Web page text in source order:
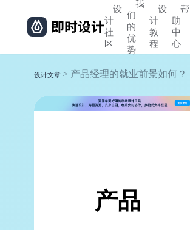
设
计
社
区
我
们
的
优
势
设
计
教
程
帮
助
中
心
设计文章 > 产品经理的就业前景如何？
产品